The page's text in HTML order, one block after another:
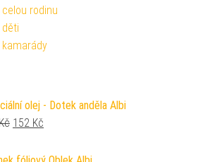
rodinu
olej - Dotek anděla Albi
Původní cena byla: 169 Kč.
152 Kč